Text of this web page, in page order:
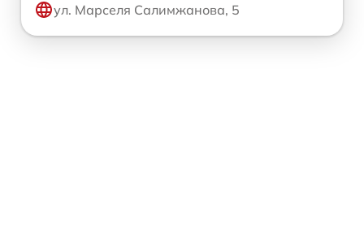
ул. Марселя Салимжанова, 5